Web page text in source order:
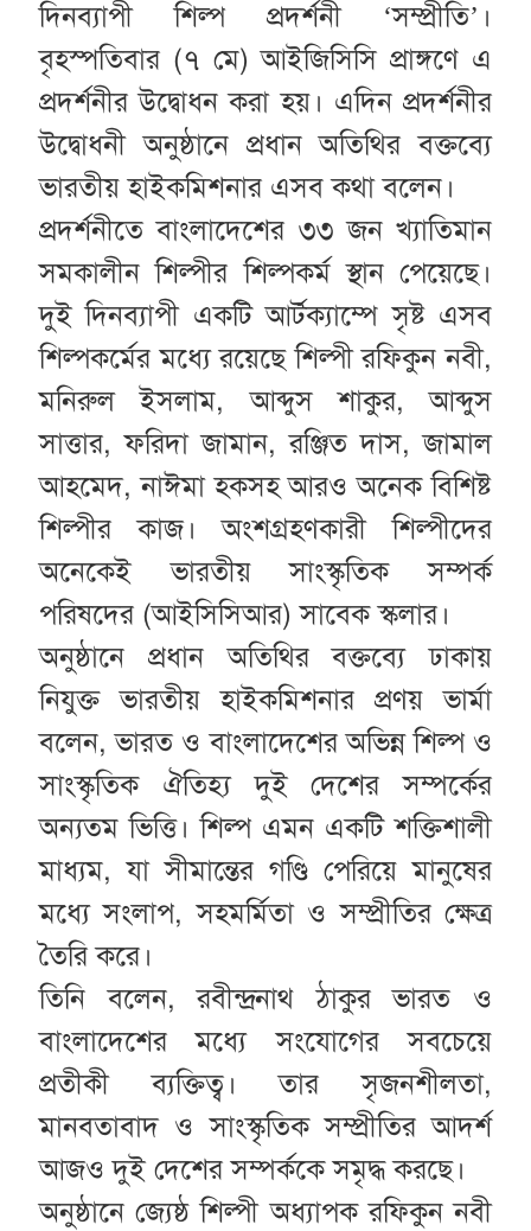
দিনব্যাপী শিল্প প্রদর্শনী ‘সম্প্রীতি’।
বৃহস্পতিবার (৭ মে) আইজিসিসি প্রাঙ্গণে এ
প্রদর্শনীর উদ্বোধন করা হয়। এদিন প্রদর্শনীর
উদ্বোধনী অনুষ্ঠানে প্রধান অতিথির বক্তব্যে
ভারতীয় হাইকমিশনার এসব কথা বলেন।
প্রদর্শনীতে বাংলাদেশের ৩৩ জন খ্যাতিমান
সমকালীন শিল্পীর শিল্পকর্ম স্থান পেয়েছে।
দুই দিনব্যাপী একটি আর্টক্যাম্পে সৃষ্ট এসব
শিল্পকর্মের মধ্যে রয়েছে শিল্পী রফিকুন নবী,
মনিরুল ইসলাম, আব্দুস শাকুর, আব্দুস
সাত্তার, ফরিদা জামান, রঞ্জিত দাস, জামাল
আহমেদ, নাঈমা হকসহ আরও অনেক বিশিষ্ট
শিল্পীর কাজ। অংশগ্রহণকারী শিল্পীদের
অনেকেই ভারতীয় সাংস্কৃতিক সম্পর্ক
পরিষদের (আইসিসিআর) সাবেক স্কলার।
অনুষ্ঠানে প্রধান অতিথির বক্তব্যে ঢাকায়
নিযুক্ত ভারতীয় হাইকমিশনার প্রণয় ভার্মা
বলেন, ভারত ও বাংলাদেশের অভিন্ন শিল্প ও
সাংস্কৃতিক ঐতিহ্য দুই দেশের সম্পর্কের
অন্যতম ভিত্তি। শিল্প এমন একটি শক্তিশালী
মাধ্যম, যা সীমান্তের গণ্ডি পেরিয়ে মানুষের
মধ্যে সংলাপ, সহমর্মিতা ও সম্প্রীতির ক্ষেত্র
তৈরি করে।
তিনি বলেন, রবীন্দ্রনাথ ঠাকুর ভারত ও
বাংলাদেশের মধ্যে সংযোগের সবচেয়ে
প্রতীকী ব্যক্তিত্ব। তার সৃজনশীলতা,
মানবতাবাদ ও সাংস্কৃতিক সম্প্রীতির আদর্শ
আজও দুই দেশের সম্পর্ককে সমৃদ্ধ করছে।
অনুষ্ঠানে জ্যেষ্ঠ শিল্পী অধ্যাপক রফিকুন নবী